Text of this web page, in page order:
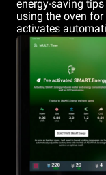
energy-saving
using the oven
activates